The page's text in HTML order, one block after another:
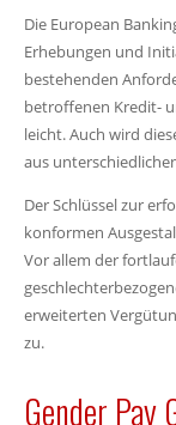
Die European
Erhebungen und
bestehenden
betroffenen Kredit-
leicht. Auch wird
aus
Der Schlüssel zur
konformen
Vor allem der
erweiterten
zu.
Gender Pay